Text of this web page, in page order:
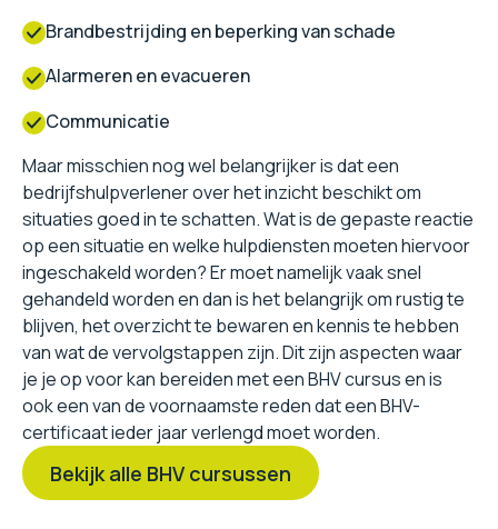
Brandbestrijding en beperking van schade
Alarmeren en evacueren
Communicatie
Maar misschien nog wel belangrijker is dat een
bedrijfshulpverlener over het inzicht beschikt om
situaties goed in te schatten. Wat is de gepaste reactie
op een situatie en welke hulpdiensten moeten hiervoor
ingeschakeld worden? Er moet namelijk vaak snel
gehandeld worden en dan is het belangrijk om rustig te
blijven, het overzicht te bewaren en kennis te hebben
van wat de vervolgstappen zijn. Dit zijn aspecten waar
je je op voor kan bereiden met een BHV cursus en is
ook een van de voornaamste reden dat een BHV-
certificaat ieder jaar verlengd moet worden.
Bekijk alle BHV cursussen